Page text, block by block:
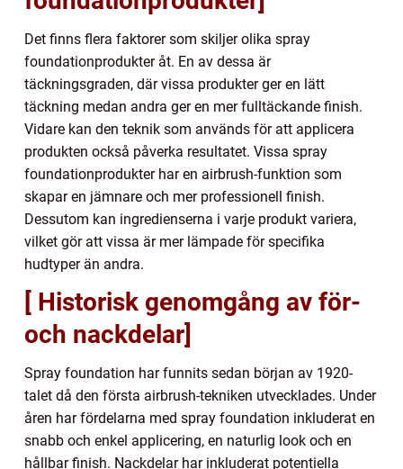
Det finns flera faktorer som skiljer olika spray
foundationprodukter åt. En av dessa är
täckningsgraden, där vissa produkter ger en lätt
täckning medan andra ger en mer fulltäckande finish.
Vidare kan den teknik som används för att applicera
produkten också påverka resultatet. Vissa spray
foundationprodukter har en airbrush-funktion som
skapar en jämnare och mer professionell finish.
Dessutom kan ingredienserna i varje produkt variera,
vilket gör att vissa är mer lämpade för specifika
hudtyper än andra.
[ Historisk genomgång av för-
och nackdelar]
Spray foundation har funnits sedan början av 1920-
talet då den första airbrush-tekniken utvecklades. Under
åren har fördelarna med spray foundation inkluderat en
snabb och enkel applicering, en naturlig look och en
hållbar finish. Nackdelar har inkluderat potentiella